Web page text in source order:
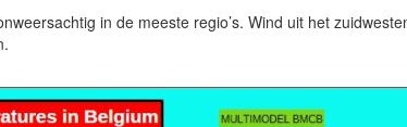
in de meeste regio’s. Wind uit het